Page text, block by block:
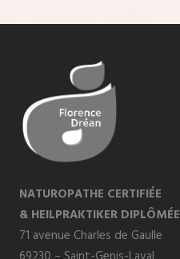
NATUROPATHE CERTIFIÉE
& HEILPRAKTIKER DIPLÔMÉE
71 avenue Charles de Gaulle